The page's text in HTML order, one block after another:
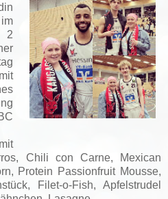
2
Chili con Carne, Mexican
Protein Passionfruit Mousse,
Filet-o-Fish, Apfelstrudel